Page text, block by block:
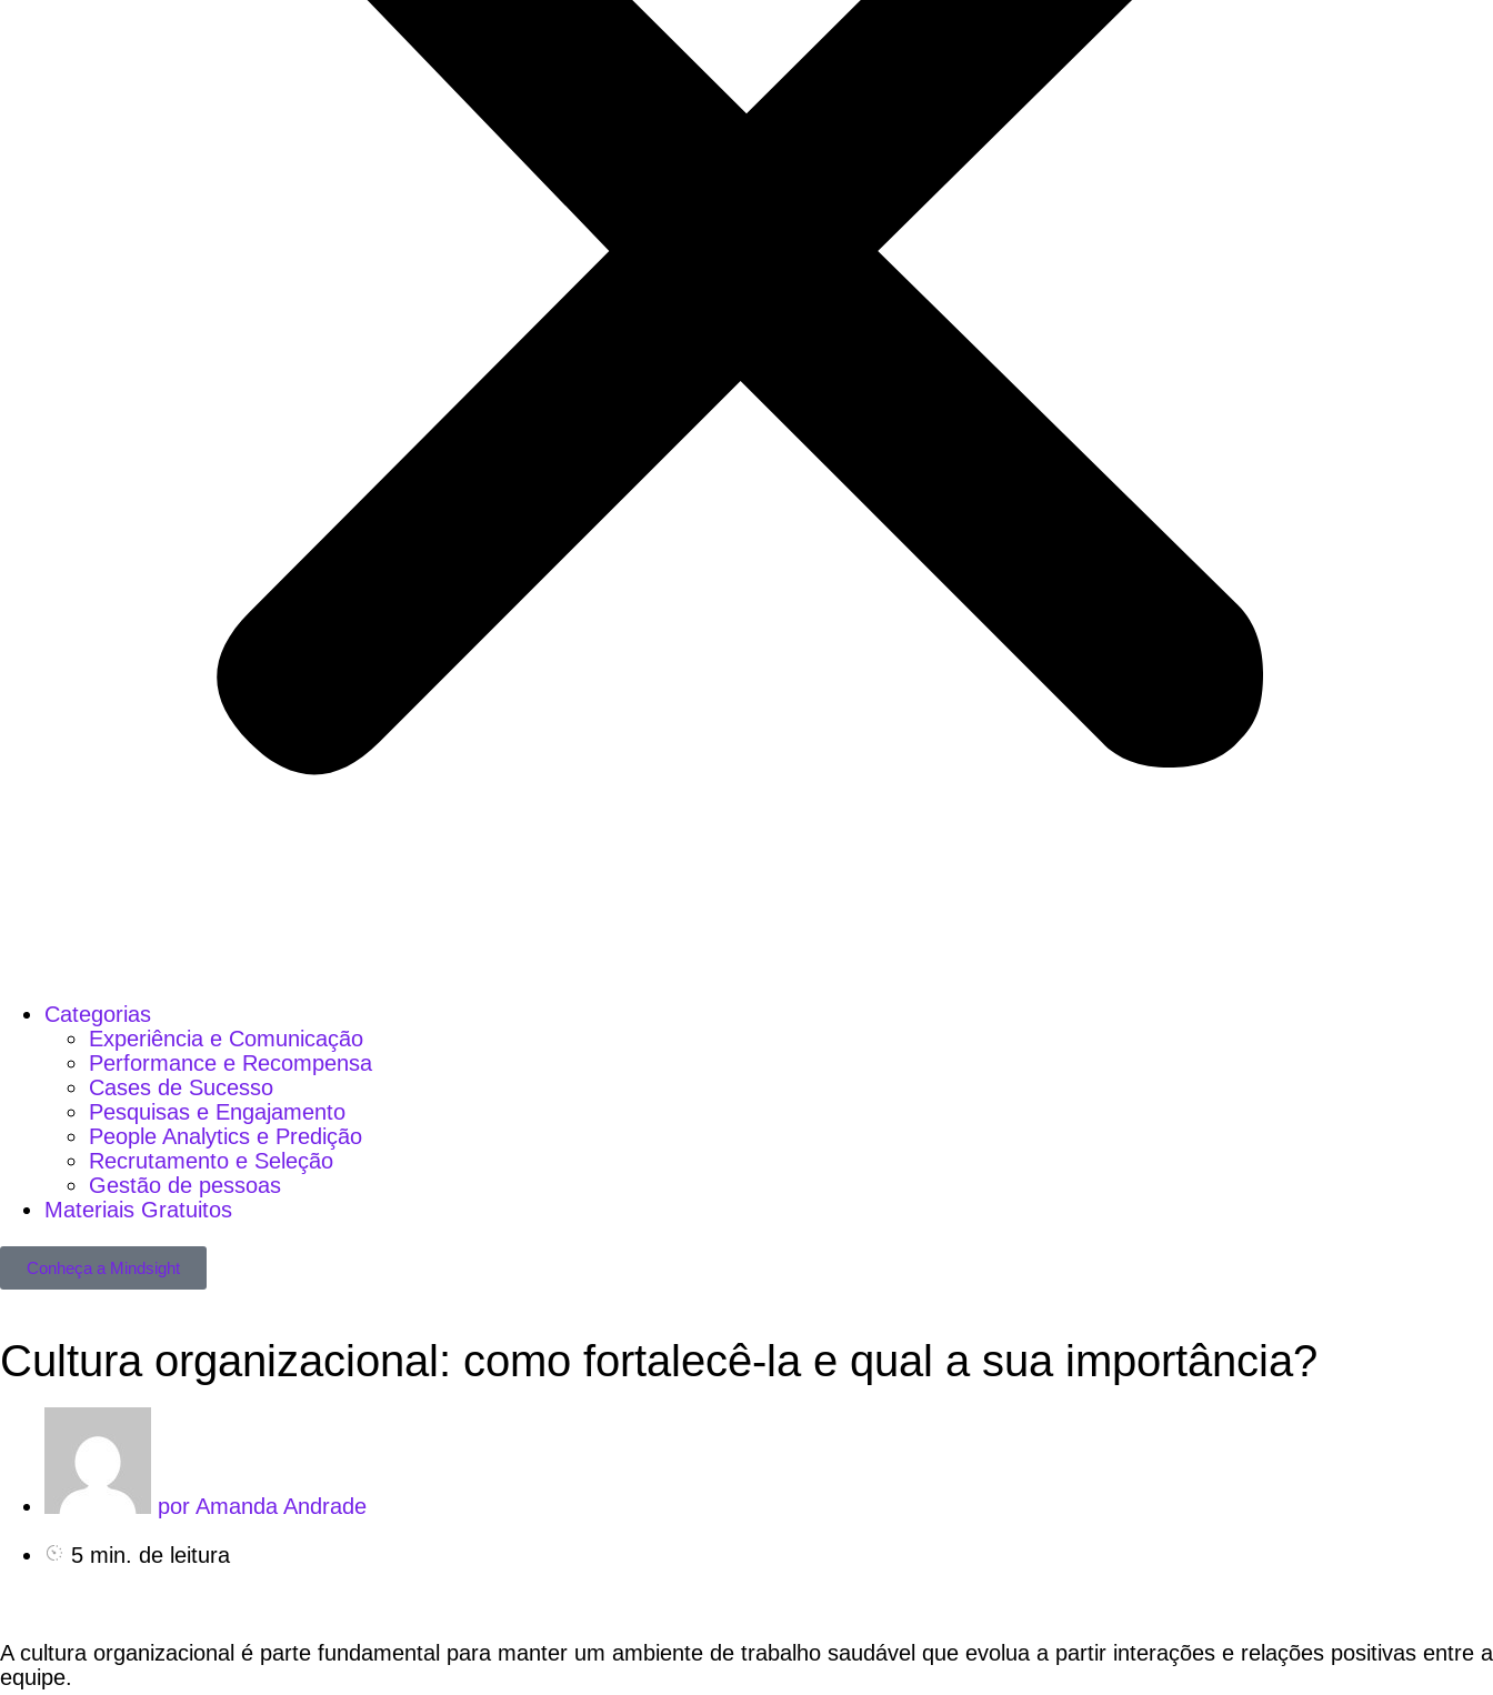
Categorias
Experiência e Comunicação
Performance e Recompensa
Cases de Sucesso
Pesquisas e Engajamento
People Analytics e Predição
Recrutamento e Seleção
Gestão de pessoas
Materiais Gratuitos
Conheça a Mindsight
Cultura organizacional: como fortalecê-la e qual a sua importância?
por Amanda Andrade
5 min. de leitura
A cultura organizacional é parte fundamental para manter um ambiente de trabalho saudável que evolua a partir interações e relações positivas entre a
equipe.